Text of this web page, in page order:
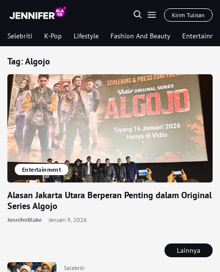
Kirim Tulisan
Selebriti K-Pop Lifestyle Fashion And Beauty
Lainnya
Selebriti
Tag:Algojo
Entertainment
Alasan Jakarta Utara Berperan Penting dalam Original
Series Algojo
JenniferBlake Januari 9, 2026